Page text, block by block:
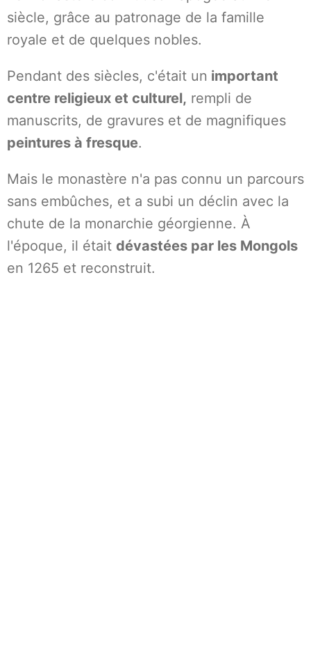
siècle, grâce au patronage de la famille
royale et de quelques nobles.
Pendant des siècles, c'était un important
centre religieux et culturel, rempli de
manuscrits, de gravures et de magnifiques
peintures à fresque.
Mais le monastère n'a pas connu un parcours
sans embûches, et a subi un déclin avec la
chute de la monarchie géorgienne. À
l'époque, il était dévastées par les Mongols
en 1265 et reconstruit.